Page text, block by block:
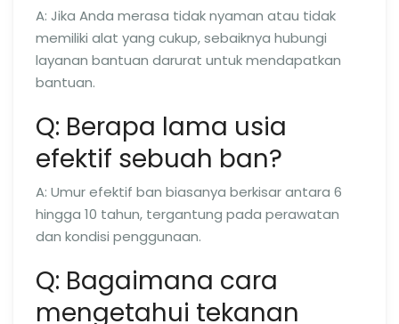
A: Jika Anda merasa tidak nyaman atau tidak
memiliki alat yang cukup, sebaiknya hubungi
layanan bantuan darurat untuk mendapatkan
bantuan.
Q: Berapa lama usia
efektif sebuah ban?
A: Umur efektif ban biasanya berkisar antara 6
hingga 10 tahun, tergantung pada perawatan
dan kondisi penggunaan.
Q: Bagaimana cara
mengetahui tekanan